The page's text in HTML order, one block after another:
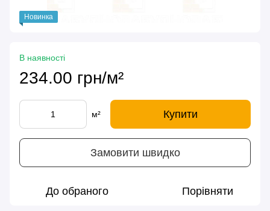
Новинка
В наявності
234.00 грн/м²
м² Купити
Замовити швидко
До обраного Порівняти